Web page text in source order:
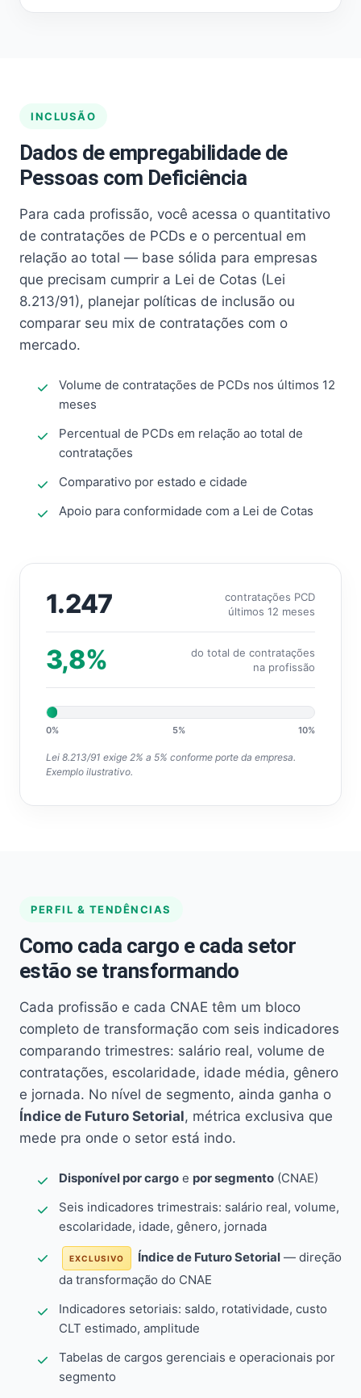
INCLUSÃO
Dados de empregabilidade de
Pessoas com Deficiência
Para cada profissão, você acessa o quantitativo
de contratações de PCDs e o percentual em
relação ao total — base sólida para empresas
que precisam cumprir a Lei de Cotas (Lei
8.213/91), planejar políticas de inclusão ou
comparar seu mix de contratações com o
mercado.
Volume de contratações de PCDs nos últimos 12
meses
Percentual de PCDs em relação ao total de
contratações
Comparativo por estado e cidade
Apoio para conformidade com a Lei de Cotas
1.247
contratações PCD
últimos 12 meses
3,8%
do total de contratações
na profissão
0% 5% 10%
Lei 8.213/91 exige 2% a 5% conforme porte da empresa.
Exemplo ilustrativo.
PERFIL & TENDÊNCIAS
Como cada cargo e cada setor
estão se transformando
Cada profissão e cada CNAE têm um bloco
completo de transformação com seis indicadores
comparando trimestres: salário real, volume de
contratações, escolaridade, idade média, gênero
e jornada. No nível de segmento, ainda ganha o
Índice de Futuro Setorial, métrica exclusiva que
mede pra onde o setor está indo.
Disponível por cargo e por segmento (CNAE)
Seis indicadores trimestrais: salário real, volume,
escolaridade, idade, gênero, jornada
EXCLUSIVO Índice de Futuro Setorial — direção
da transformação do CNAE
Indicadores setoriais: saldo, rotatividade, custo
CLT estimado, amplitude
Tabelas de cargos gerenciais e operacionais por
segmento